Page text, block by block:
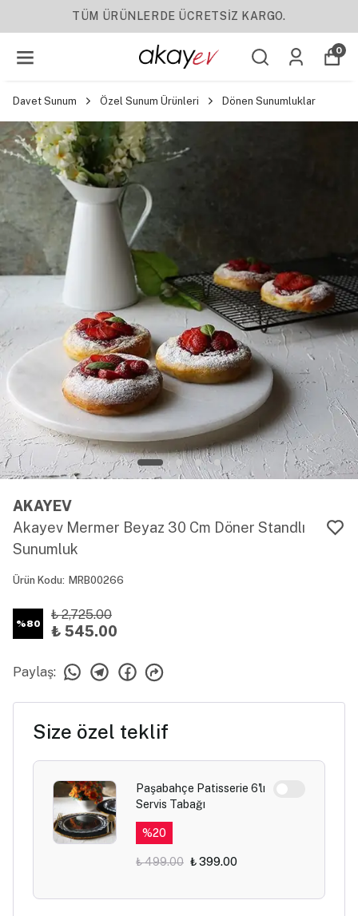
TÜM ÜRÜNLERDE ÜCRETSİZ KARGO.
0
Davet Sunum Özel Sunum Ürünleri Dönen Sunumluklar
AKAYEV
Akayev Mermer Beyaz 30 Cm Döner Standlı
Sunumluk
Ürün Kodu: MRB00266
%80
₺ 2,725.00
₺ 545.00
Paylaş:
Size özel teklif
Paşabahçe Patisserie 6'lı
Servis Tabağı
%20
₺ 499.00 ₺ 399.00